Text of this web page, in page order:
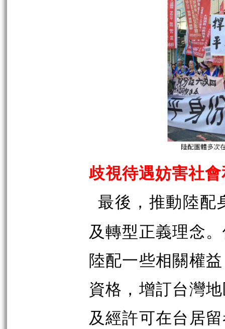
歧視待遇妨害社
最後，推動陸配
及轉型正義理念
陸配一些相關權
資格，增訂台灣
及經許可在台居